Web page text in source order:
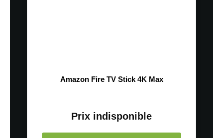
Amazon Fire TV Stick 4K Max
Prix indisponible